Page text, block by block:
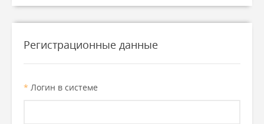
Регистрационные данные
* Логин в системе